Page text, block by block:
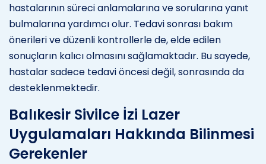
hastalarının süreci anlamalarına ve sorularına yanıt
bulmalarına yardımcı olur. Tedavi sonrası bakım
önerileri ve düzenli kontrollerle de, elde edilen
sonuçların kalıcı olmasını sağlamaktadır. Bu sayede,
hastalar sadece tedavi öncesi değil, sonrasında da
desteklenmektedir.
Balıkesir Sivilce İzi Lazer
Uygulamaları Hakkında Bilinmesi
Gerekenler